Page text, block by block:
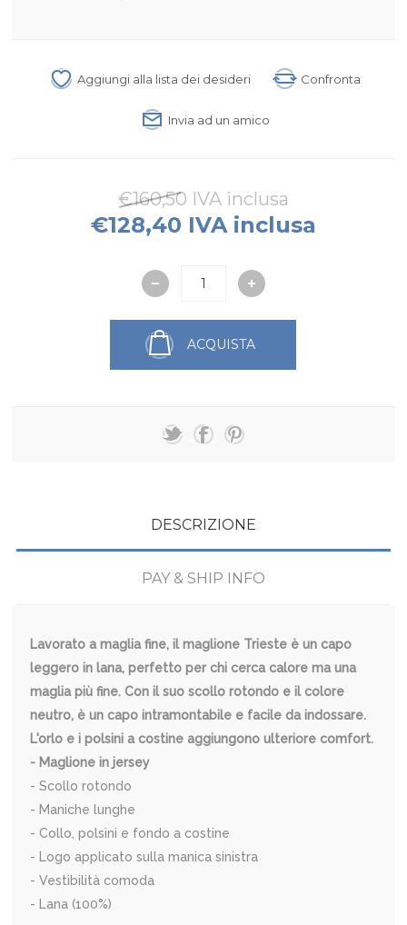
Aggiungi alla lista dei desideri Confronta
Invia ad un amico
€160,50 IVA inclusa
€128,40 IVA inclusa
ACQUISTA
DESCRIZIONE
PAY & SHIP INFO
Lavorato a maglia fine, il maglione Trieste è un capo
leggero in lana, perfetto per chi cerca calore ma una
maglia più fine. Con il suo scollo rotondo e il colore
neutro, è un capo intramontabile e facile da indossare.
L'orlo e i polsini a costine aggiungono ulteriore comfort.
- Maglione in jersey
- Scollo rotondo
- Maniche lunghe
- Collo, polsini e fondo a costine
- Logo applicato sulla manica sinistra
- Vestibilità comoda
- Lana (100%)